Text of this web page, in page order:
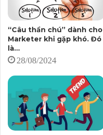
“Câu thần chú” dành cho
Marketer khi gặp khó. Đó
là…
28/08/2024